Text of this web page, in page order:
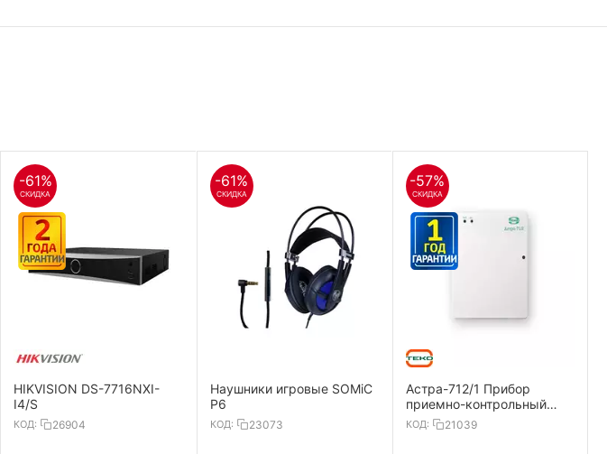
-61%
СКИДКА
HIKVISION DS-7716NXI-
I4/S
КОД: 26904
-61%
СКИДКА
Наушники игровые SOMiC
P6
КОД: 23073
-57%
СКИДКА
Астра-712/1 Прибор
приемно-контрольный
охранно-пожарный 1
ШС,ИП
КОД: 21039